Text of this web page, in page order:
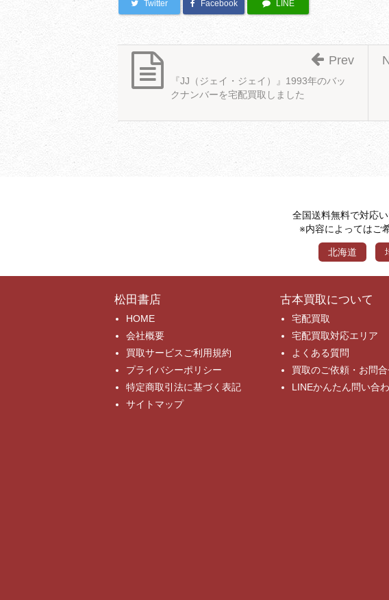
Twitter Facebook LINE
『JJ（ジェイ・ジェイ）』1993年のバッ
クナンバーを宅配買取しました
Prev
全国送料無料で対応
※内容によってはご
北海道
松田書店
HOME
会社概要
買取サービスご利用規約
プライバシーポリシー
特定商取引法に基づく表記
サイトマップ
古本買取について
宅配買取
宅配買取対応エリア
よくある質問
買取のご依頼・お問
LINEかんたん問い合